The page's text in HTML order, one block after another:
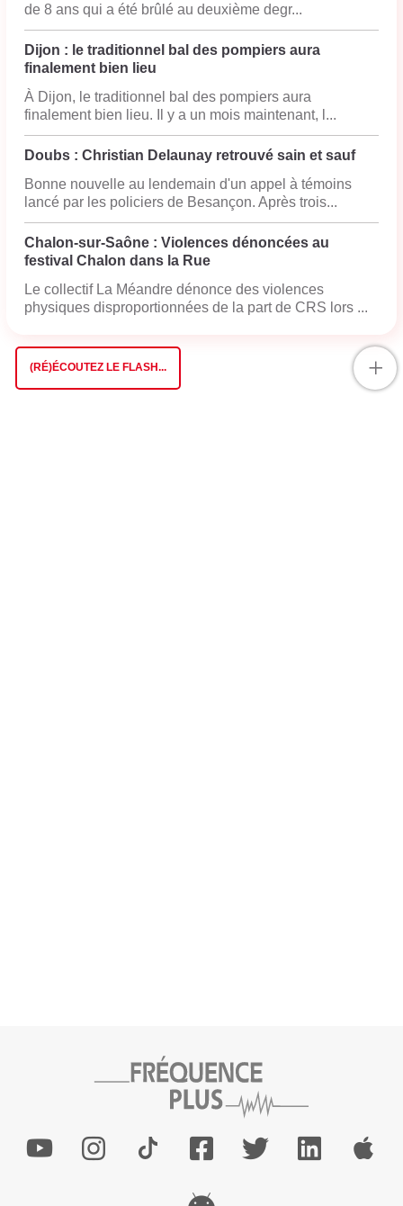
de 8 ans qui a été brûlé au deuxième degr...
Dijon : le traditionnel bal des pompiers aura
finalement bien lieu
À Dijon, le traditionnel bal des pompiers aura
finalement bien lieu. Il y a un mois maintenant, l...
Doubs : Christian Delaunay retrouvé sain et sauf
Bonne nouvelle au lendemain d'un appel à témoins
lancé par les policiers de Besançon. Après trois...
Chalon-sur-Saône : Violences dénoncées au
festival Chalon dans la Rue
Le collectif La Méandre dénonce des violences
physiques disproportionnées de la part de CRS lors ...
(RÉ)ÉCOUTEZ LE FLASH... +